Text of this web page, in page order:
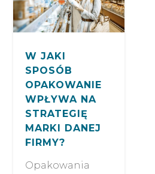
W JAKI
SPOSÓB
OPAKOWANIE
WPŁYWA NA
STRATEGIĘ
MARKI DANEJ
FIRMY?
Opakowania